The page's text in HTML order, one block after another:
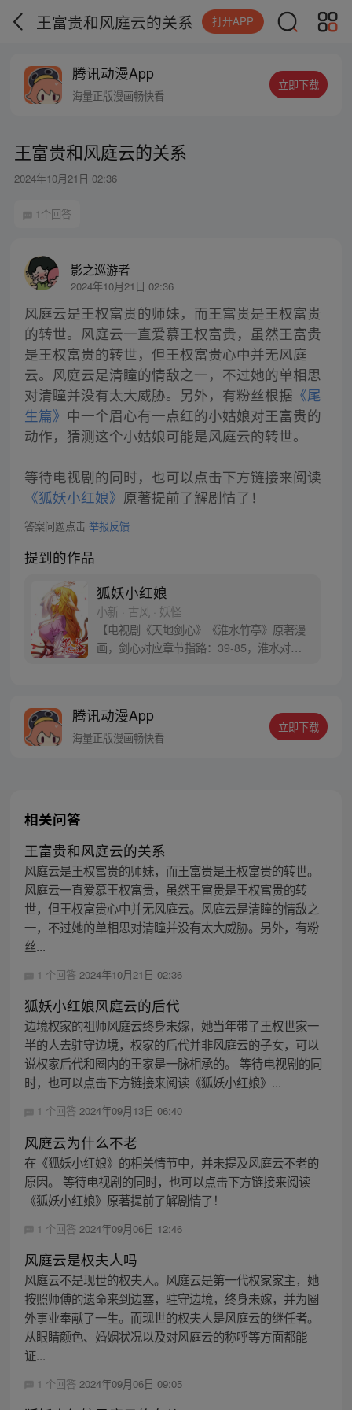
王富贵和风庭云的关系 打开APP
腾讯动漫App
海量正版漫画畅快看
立即下载
王富贵和风庭云的关系
2024年10月21日 02:36
1个回答
影之巡游者
2024年10月21日 02:36
风庭云是王权富贵的师妹，而王富贵是王权富贵
的转世。风庭云一直爱慕王权富贵，虽然王富贵
是王权富贵的转世，但王权富贵心中并无风庭
云。风庭云是清瞳的情敌之一，不过她的单相思
对清瞳并没有太大威胁。另外，有粉丝根据 《尾
生篇》 中一个眉心有一点红的小姑娘对王富贵的
动作，猜测这个小姑娘可能是风庭云的转世。
等待电视剧的同时，也可以点击下方链接来阅读
《狐妖小红娘》 原著提前了解剧情了！
答案问题点击 举报反馈
提到的作品
狐妖小红娘
小新 · 古风 · 妖怪
【电视剧《天地剑心》《淮水竹亭》原著漫
画，剑心对应章节指路：39-85，淮水对应
腾讯动漫App
海量正版漫画畅快看
立即下载
相关问答
王富贵和风庭云的关系
风庭云是王权富贵的师妹，而王富贵是王权富贵的转世。
风庭云一直爱慕王权富贵，虽然王富贵是王权富贵的转
世，但王权富贵心中并无风庭云。风庭云是清瞳的情敌之
一，不过她的单相思对清瞳并没有太大威胁。另外，有粉
丝...
1 个回答 2024年10月21日 02:36
狐妖小红娘风庭云的后代
边境权家的祖师风庭云终身未嫁，她当年带了王权世家一
半的人去驻守边境，权家的后代并非风庭云的子女，可以
说权家后代和圈内的王家是一脉相承的。 等待电视剧的同
时，也可以点击下方链接来阅读《狐妖小红娘》...
1 个回答 2024年09月13日 06:40
风庭云为什么不老
在《狐妖小红娘》的相关情节中，并未提及风庭云不老的
原因。 等待电视剧的同时，也可以点击下方链接来阅读
《狐妖小红娘》原著提前了解剧情了！
1 个回答 2024年09月06日 12:46
风庭云是权夫人吗
风庭云不是现世的权夫人。风庭云是第一代权家家主，她
按照师傅的遗命来到边塞，驻守边境，终身未嫁，并为圈
外事业奉献了一生。而现世的权夫人是风庭云的继任者。
从眼睛颜色、婚姻状况以及对风庭云的称呼等方面都能
证...
1 个回答 2024年09月06日 09:05